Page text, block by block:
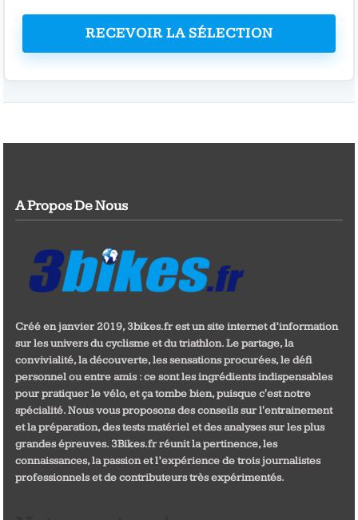
RECEVOIR LA SÉLECTION
A Propos De Nous
Créé en janvier 2019, 3bikes.fr est un site internet d’information
sur les univers du cyclisme et du triathlon. Le partage, la
convivialité, la découverte, les sensations procurées, le défi
personnel ou entre amis : ce sont les ingrédients indispensables
pour pratiquer le vélo, et ça tombe bien, puisque c'est notre
spécialité. Nous vous proposons des conseils sur l'entrainement
et la préparation, des tests matériel et des analyses sur les plus
grandes épreuves. 3Bikes.fr réunit la pertinence, les
connaissances, la passion et l’expérience de trois journalistes
professionnels et de contributeurs très expérimentés.